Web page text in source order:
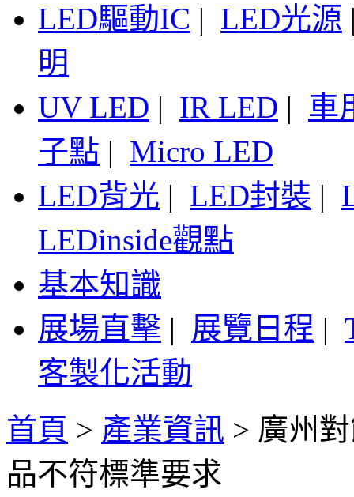
LED驅動IC | LED光源
明
UV LED | IR LED | 車
子點 | Micro LED
LED背光 | LED封裝 |
LEDinside觀點
基本知識
展場直擊 | 展覽日程 |
客製化活動
首頁 > 產業資訊 > 廣州
品不符標準要求